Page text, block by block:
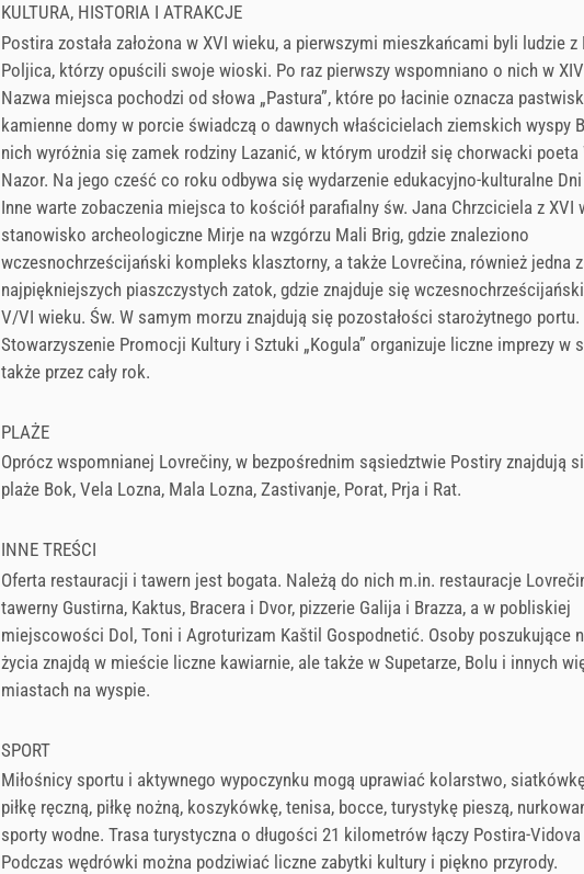
KULTURA, HISTORIA I ATRAKCJE
Postira została założona w XVI wieku, a pierwszymi mieszkańcami byli ludzie z
Poljica, którzy opuścili swoje wioski. Po raz pierwszy wspomniano o nich w
Nazwa miejsca pochodzi od słowa „Pastura”, które po łacinie oznacza
kamienne domy w porcie świadczą o dawnych właścicielach ziemskich wyspy
nich wyróżnia się zamek rodziny Lazanić, w którym urodził się chorwacki poeta
Nazor. Na jego cześć co roku odbywa się wydarzenie edukacyjno-kulturalne
Inne warte zobaczenia miejsca to kościół parafialny św. Jana Chrzciciela z XVI
stanowisko archeologiczne Mirje na wzgórzu Mali Brig, gdzie znaleziono
wczesnochrześcijański kompleks klasztorny, a także Lovrečina, również jedna z
najpiękniejszych piaszczystych zatok, gdzie znajduje się
V/VI wieku. Św. W samym morzu znajdują się pozostałości starożytnego portu.
Stowarzyszenie Promocji Kultury i Sztuki „Kogula” organizuje liczne imprezy w
także przez cały rok.
PLAŻE
Oprócz wspomnianej Lovrečiny, w bezpośrednim sąsiedztwie Postiry znajdują
plaże Bok, Vela Lozna, Mala Lozna, Zastivanje, Porat, Prja i Rat.
INNE TREŚCI
Oferta restauracji i tawern jest bogata. Należą do nich m.in. restauracje
tawerny Gustirna, Kaktus, Bracera i Dvor, pizzerie Galija i Brazza, a w pobliskiej
miejscowości Dol, Toni i Agroturizam Kaštil Gospodnetić. Osoby poszukujące
życia znajdą w mieście liczne kawiarnie, ale także w Supetarze, Bolu i innych
miastach na wyspie.
SPORT
Miłośnicy sportu i aktywnego wypoczynku mogą uprawiać kolarstwo,
piłkę ręczną, piłkę nożną, koszykówkę, tenisa, bocce, turystykę pieszą,
sporty wodne. Trasa turystyczna o długości 21 kilometrów łączy Postira-Vidova
Podczas wędrówki można podziwiać liczne zabytki kultury i piękno przyrody.